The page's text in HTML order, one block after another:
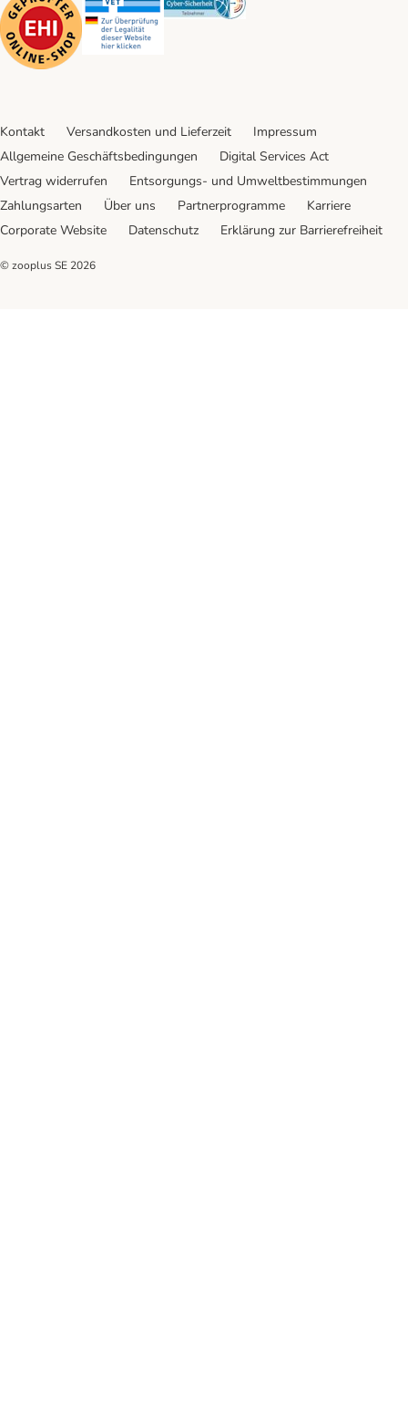
Kontakt Versandkosten und Lieferzeit
Impressum
Allgemeine Geschäftsbedingungen
Digital Services Act
Vertrag widerrufen
Entsorgungs- und Umweltbestimmungen
Zahlungsarten
Über uns Partnerprogramme
Karriere
Corporate Website
Datenschutz Erklärung zur Barrierefreiheit
© zooplus SE 2026